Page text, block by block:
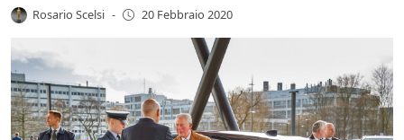
Rosario Scelsi - 20 Febbraio 2020